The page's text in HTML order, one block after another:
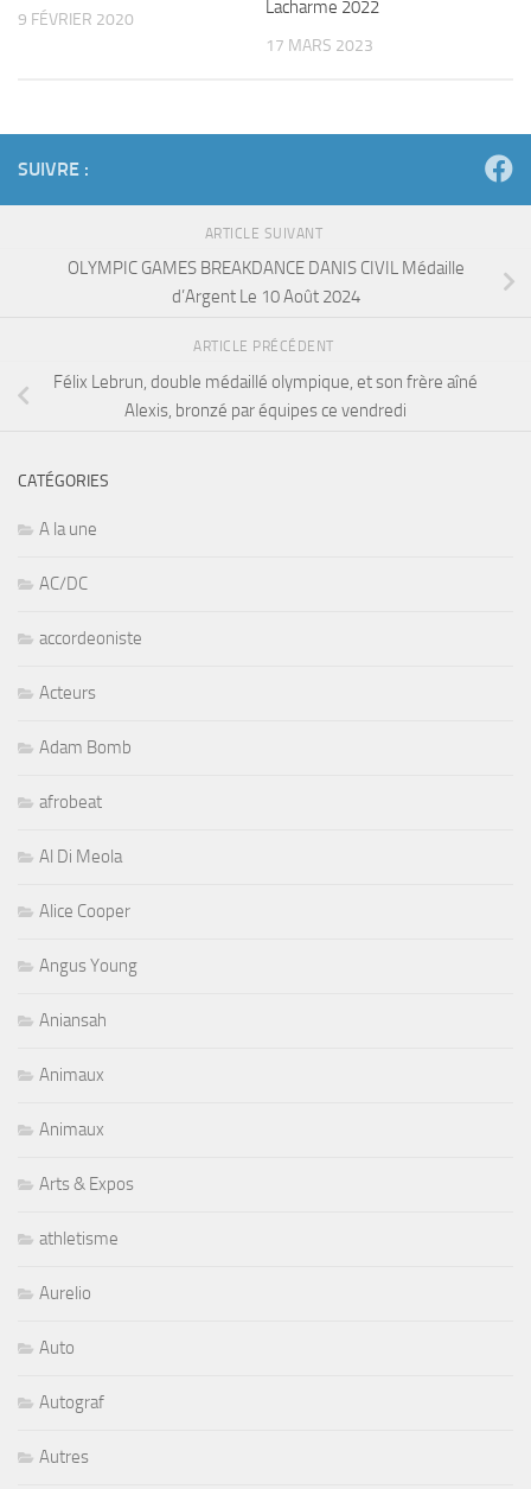
9 FÉVRIER 2020
Lacharme 2022
17 MARS 2023
SUIVRE :
ARTICLE SUIVANT
OLYMPIC GAMES BREAKDANCE DANIS CIVIL Médaille
d’Argent Le 10 Août 2024
ARTICLE PRÉCÉDENT
Félix Lebrun, double médaillé olympique, et son frère aîné
Alexis, bronzé par équipes ce vendredi
CATÉGORIES
A la une
AC/DC
accordeoniste
Acteurs
Adam Bomb
afrobeat
Al Di Meola
Alice Cooper
Angus Young
Aniansah
Animaux
Animaux
Arts & Expos
athletisme
Aurelio
Auto
Autograf
Autres